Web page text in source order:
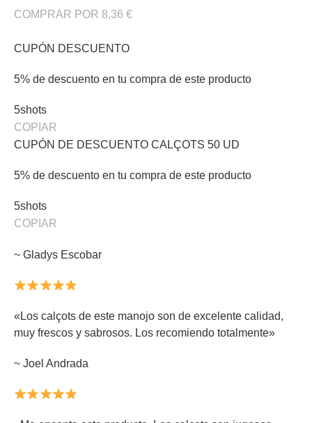
COMPRAR POR 8,36 €
CUPÓN DESCUENTO
5% de descuento en tu compra de este producto
5shots
COPIAR
CUPÓN DE DESCUENTO CALÇOTS 50 UD
5% de descuento en tu compra de este producto
5shots
COPIAR
~ Gladys Escobar
«Los calçots de este manojo son de excelente calidad,
muy frescos y sabrosos. Los recomiendo totalmente»
~ Joel Andrada